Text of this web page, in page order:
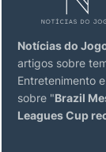
Notícias do
artigos sobre
Entretenimento
sobre "Brazil
Leagues Cup